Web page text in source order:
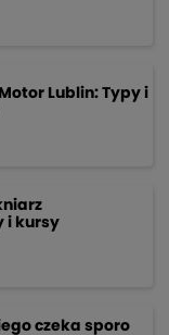
Lublin: Typy i
i kursy
czeka sporo